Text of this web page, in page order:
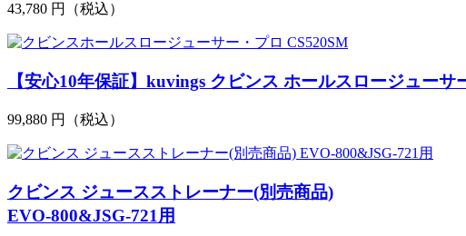
43,780 円 （税込）
【安心10年保証】kuvings クビンス ホールスロージューサ
99,880 円 （税込）
クビンス ジュースストレーナー(別売商品)
EVO-800&JSG-721用